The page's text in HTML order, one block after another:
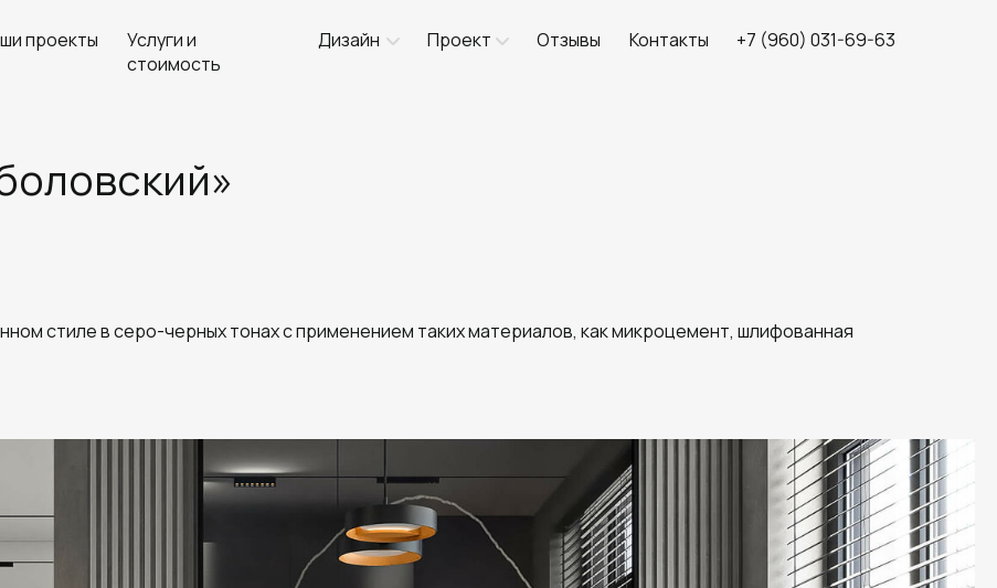
проекты
Услуги и
стоимость
Отзывы Контакты +7 (960) 031-69-63
Проект
Дизайн
стиле в серо-черных тонах с применением таких материалов, как микроцемент, шлифованная